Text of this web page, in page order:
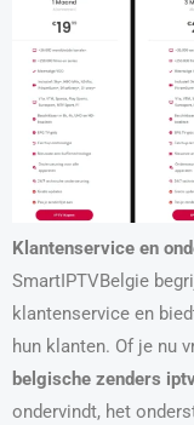
Klantenservice en
SmartIPTVBelgie
klantenservice en
hun klanten. Of je nu
belgische zenders
ondervindt, het